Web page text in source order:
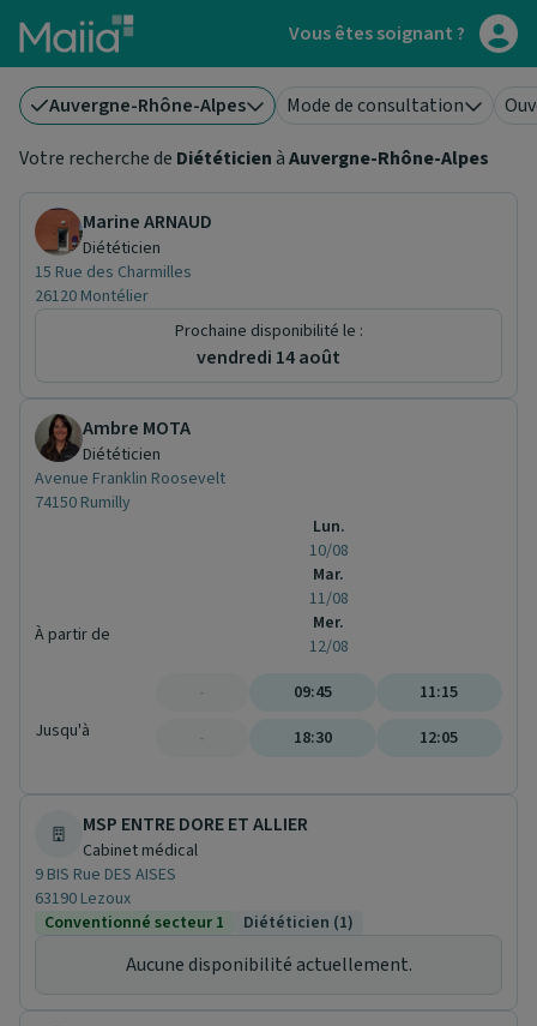
Aller au contenu principal Vous êtes soignant ?
Auvergne-Rhône-Alpes Mode de consultation
Votre recherche de DiététicienàAuvergne-Rhône-Alpes
Marine ARNAUD
Diététicien
15 Rue des Charmilles
26120 Montélier
Prochaine disponibilité le :
vendredi 14 août
Ambre MOTA
Diététicien
Avenue Franklin Roosevelt
74150 Rumilly
À partir de
Jusqu'à
Lun.
10/08
Mar.
11/08
Mer.
12/08
-
-
09:45
18:30
11:15
12:05
MSP ENTRE DORE ET ALLIER
Cabinet médical
9 BIS Rue DES AISES
63190 Lezoux
Conventionné secteur 1
Diététicien (1)
Aucune disponibilité actuellement.